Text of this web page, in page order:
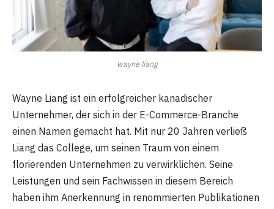
wayne liang
Wayne Liang ist ein erfolgreicher kanadischer
Unternehmer, der sich in der E-Commerce-Branche
einen Namen gemacht hat. Mit nur 20 Jahren verließ
Liang das College, um seinen Traum von einem
florierenden Unternehmen zu verwirklichen. Seine
Leistungen und sein Fachwissen in diesem Bereich
haben ihm Anerkennung in renommierten Publikationen